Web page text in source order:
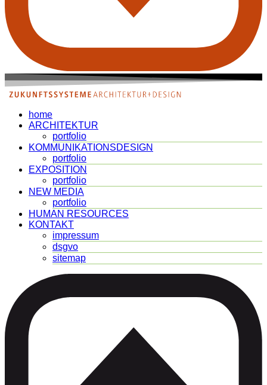
home
ARCHITEKTUR
portfolio
KOMMUNIKATIONSDESIGN
portfolio
EXPOSITION
portfolio
NEW MEDIA
portfolio
HUMAN RESOURCES
KONTAKT
impressum
dsgvo
sitemap